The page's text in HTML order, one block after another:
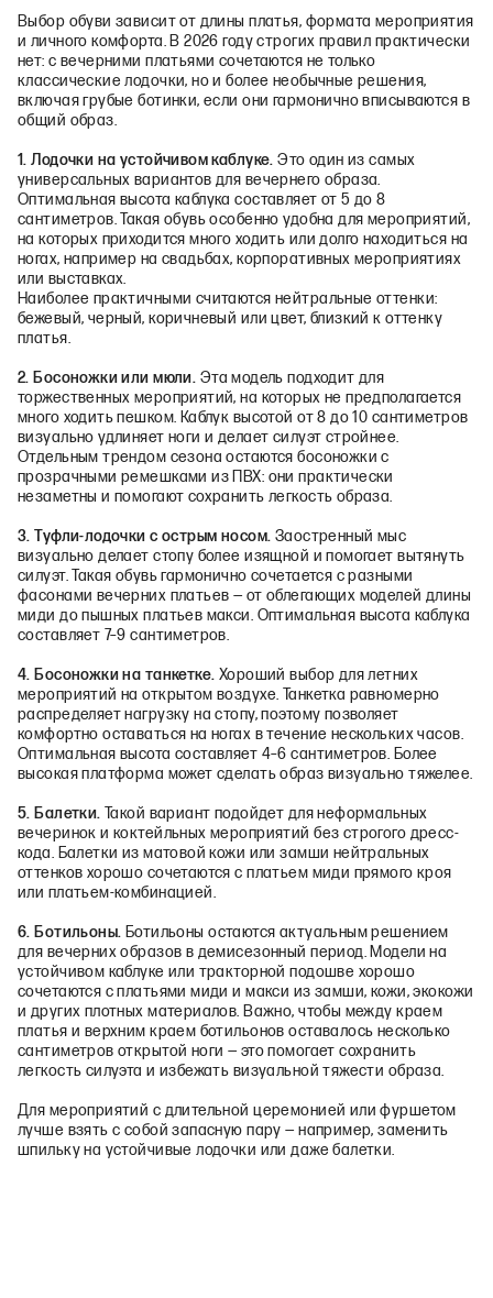
Выбор обуви зависит от длины платья, формата мероприятия
и личного комфорта. В 2026 году строгих правил практически
нет: с вечерними платьями сочетаются не только
классические лодочки, но и более необычные решения,
включая грубые ботинки, если они гармонично вписываются в
общий образ.
1. Лодочки на устойчивом каблуке.Это один из самых
универсальных вариантов для вечернего образа.
Оптимальная высота каблука составляет от 5 до 8
сантиметров. Такая обувь особенно удобна для мероприятий,
на которых приходится много ходить или долго находиться на
ногах, например на свадьбах, корпоративных мероприятиях
или выставках.
Наиболее практичными считаются нейтральные оттенки:
бежевый, черный, коричневый или цвет, близкий к оттенку
платья.
2. Босоножки или мюли. Эта модель подходит для
торжественных мероприятий, на которых не предполагается
много ходить пешком. Каблук высотой от 8 до 10 сантиметров
визуально удлиняет ноги и делает силуэт стройнее.
Отдельным трендом сезона остаются босоножки с
прозрачными ремешками из ПВХ: они практически
незаметны и помогают сохранить легкость образа.
3. Туфли-лодочки с острым носом. Заостренный мыс
визуально делает стопу более изящной и помогает вытянуть
силуэт. Такая обувь гармонично сочетается с разными
фасонами вечерних платьев — от облегающих моделей длины
миди до пышных платьев макси. Оптимальная высота каблука
составляет 7–9 сантиметров.
4. Босоножки на танкетке. Хороший выбор для летних
мероприятий на открытом воздухе. Танкетка равномерно
распределяет нагрузку на стопу, поэтому позволяет
комфортно оставаться на ногах в течение нескольких часов.
Оптимальная высота составляет 4–6 сантиметров. Более
высокая платформа может сделать образ визуально тяжелее.
5. Балетки. Такой вариант подойдет для неформальных
вечеринок и коктейльных мероприятий без строгого дресс-
кода. Балетки из матовой кожи или замши нейтральных
оттенков хорошо сочетаются с платьем миди прямого кроя
или платьем-комбинацией.
6. Ботильоны. Ботильоны остаются актуальным решением
для вечерних образов в демисезонный период. Модели на
устойчивом каблуке или тракторной подошве хорошо
сочетаются с платьями миди и макси из замши, кожи, экокожи
и других плотных материалов. Важно, чтобы между краем
платья и верхним краем ботильонов оставалось несколько
сантиметров открытой ноги — это помогает сохранить
легкость силуэта и избежать визуальной тяжести образа.
Для мероприятий с длительной церемонией или фуршетом
лучше взять с собой запасную пару — например, заменить
шпильку на устойчивые лодочки или даже балетки.